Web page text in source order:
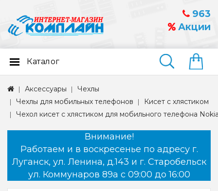
963
Акции
Найти
Каталог
Аксессуары
Чехлы
Чехлы для мобильных телефонов
Кисет с хлястиком
Чехол кисет с хлястиком для мобильного телефона
Внимание!
Работаем и в воскресенье по адресу г.
Луганск, ул. Ленина, д.143 и г. Старобельск
ул. Коммунаров 89а с 09:00 до 16:00